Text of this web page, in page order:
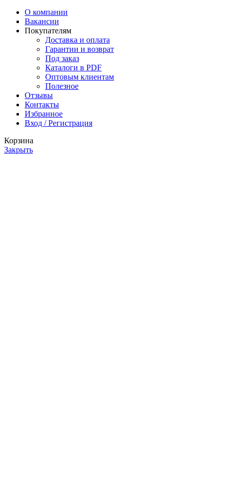
О компании
Вакансии
Покупателям
Доставка и оплата
Гарантии и возврат
Под заказ
Каталоги в PDF
Оптовым клиентам
Полезное
Отзывы
Контакты
Избранное
Вход / Регистрация
Корзина
Закрыть